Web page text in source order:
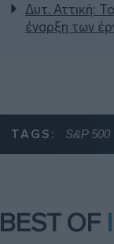
Δυτ. Αττική:
έναρξη των
TAGS: S&P 500
BEST OF